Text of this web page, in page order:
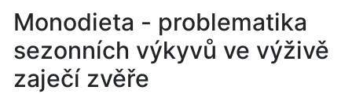
Monodieta - problematika
sezonních výkyvů ve výživě
zaječí zvěře